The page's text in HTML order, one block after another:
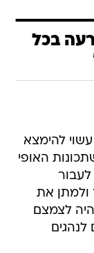
בכל
להימצא
האופי
לעבור
את
לצמצם
לנהגים